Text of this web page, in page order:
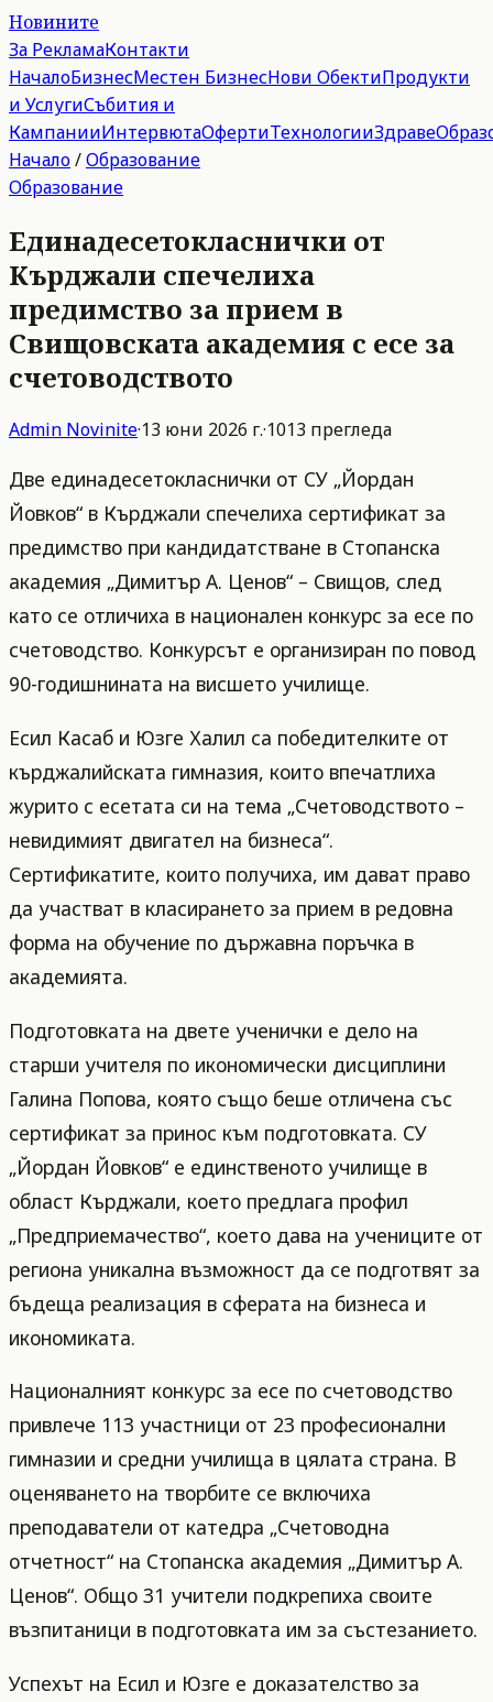
Новините
За РекламаКонтакти
НачалоБизнесМестен БизнесНови ОбектиПродукти
и УслугиСъбития и
КампанииИнтервютаОфертиТехнологииЗдраве
Начало/Образование
Образование
Единадесетокласнички от
Кърджали спечелиха
предимство за прием в
Свищовската академия с есе за
счетоводството
Admin Novinite·13 юни 2026 г.·1013 прегледа
Две единадесетокласнички от СУ „Йордан
Йовков“ в Кърджали спечелиха сертификат за
предимство при кандидатстване в Стопанска
академия „Димитър А. Ценов“ – Свищов, след
като се отличиха в национален конкурс за есе по
счетоводство. Конкурсът е организиран по повод
90-годишнината на висшето училище.
Есил Касаб и Юзге Халил са победителките от
кърджалийската гимназия, които впечатлиха
журито с есетата си на тема „Счетоводството –
невидимият двигател на бизнеса“.
Сертификатите, които получиха, им дават право
да участват в класирането за прием в редовна
форма на обучение по държавна поръчка в
академията.
Подготовката на двете ученички е дело на
старши учителя по икономически дисциплини
Галина Попова, която също беше отличена със
сертификат за принос към подготовката. СУ
„Йордан Йовков“ е единственото училище в
област Кърджали, което предлага профил
„Предприемачество“, което дава на учениците от
региона уникална възможност да се подготвят за
бъдеща реализация в сферата на бизнеса и
икономиката.
Националният конкурс за есе по счетоводство
привлече 113 участници от 23 професионални
гимназии и средни училища в цялата страна. В
оценяването на творбите се включиха
преподаватели от катедра „Счетоводна
отчетност“ на Стопанска академия „Димитър А.
Ценов“. Общо 31 учители подкрепиха своите
възпитаници в подготовката им за състезанието.
Успехът на Есил и Юзге е доказателство за